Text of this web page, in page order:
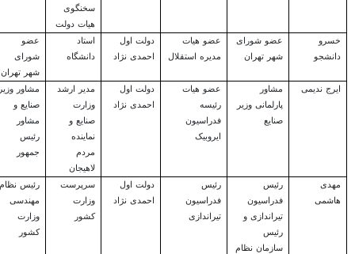
سخنگوی
هیات دولت
خسرو
دانشجو
عضو شورای
شهر تهران
عضو هیات
مدیره استقلال
دولت اول
احمدی نژاد
استاد
دانشگاه
عضو
شورای
شهر تهران
ایرج ندیمی
مشاور
پارلمانی وزیر
صنایع
عضو هیات
رئیسه
فدراسیون
ایروبیک
دولت اول
احمدی نژاد
مدیر ارشد
وزارت
صنایع و
نماینده
مردم
لاهیجان
مشاور
صنایع و
مشاور
رئیس
جمهور
مهدی
هاشمی
رئیس
فدراسیون
تیراندازی و
رئیس
سازمان نظام
رئیس
فدراسیون
تیراندازی
دولت اول
احمدی نژاد
سرپرست
وزارت
کشور
رئیس
مهندسی
وزارت
کشور